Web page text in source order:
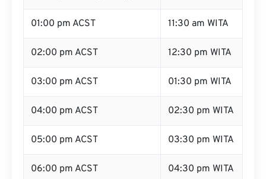
01:00 pm ACST 11:30 am WITA
02:00 pm ACST 12:30 pm WITA
03:00 pm ACST 01:30 pm WITA
04:00 pm ACST 02:30 pm WITA
05:00 pm ACST 03:30 pm WITA
06:00 pm ACST 04:30 pm WITA